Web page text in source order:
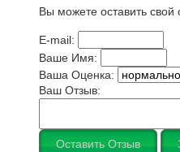
Вы можете оставить свой
E-mail:
Ваше Имя:
Ваша Оценка:
Ваш Отзыв:
Оставить Отзыв